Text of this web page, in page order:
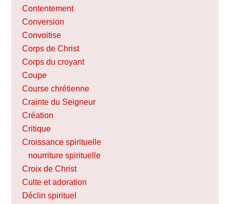
Contentement
Conversion
Convoitise
Corps de Christ
Corps du croyant
Coupe
Course chrétienne
Crainte du Seigneur
Création
Critique
Croissance spirituelle
nourriture spirituelle
Croix de Christ
Culte et adoration
Déclin spirituel